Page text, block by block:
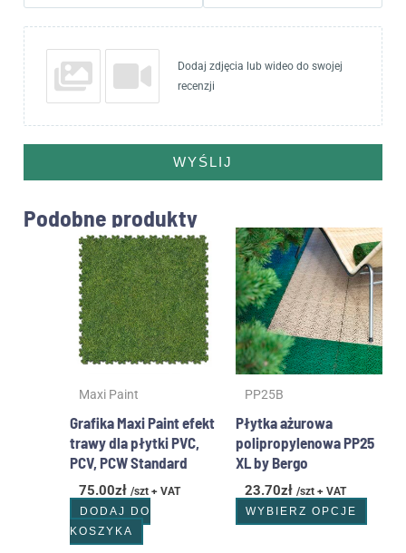
Dodaj zdjęcia lub wideo do swojej
recenzji
WYŚLIJ
Podobne produkty
Maxi Paint
Grafika Maxi Paint efekt
trawy dla płytki PVC,
PCV, PCW Standard
75.00zł /szt + VAT
DODAJ DO
KOSZYKA
PP25B
Płytka ażurowa
polipropylenowa PP25
XL by Bergo
23.70zł /szt + VAT
WYBIERZ OPCJE
Ten
ma
wiele
Opcje